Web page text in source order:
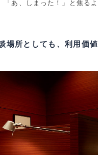
あ、しまった！」と焦るよ
場所としても、利用価値